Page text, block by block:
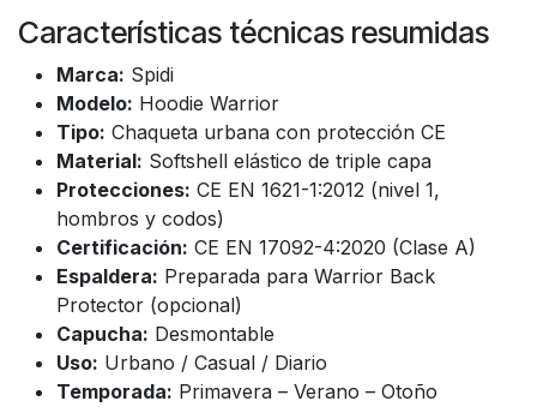
Características técnicas resumidas
Marca: Spidi
Modelo: Hoodie Warrior
Tipo: Chaqueta urbana con protección CE
Material: Softshell elástico de triple capa
Protecciones: CE EN 1621-1:2012 (nivel 1,
hombros y codos)
Certificación: CE EN 17092-4:2020 (Clase A)
Espaldera: Preparada para Warrior Back
Protector (opcional)
Capucha: Desmontable
Uso: Urbano / Casual / Diario
Temporada: Primavera – Verano – Otoño